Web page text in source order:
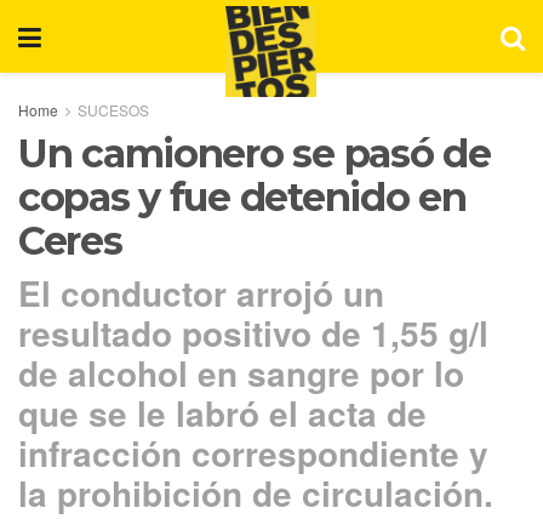
Home SUCESOS
Un camionero se pasó de
copas y fue detenido en
Ceres
El conductor arrojó un
resultado positivo de 1,55 g/l
de alcohol en sangre por lo
que se le labró el acta de
infracción correspondiente y
la prohibición de circulación.